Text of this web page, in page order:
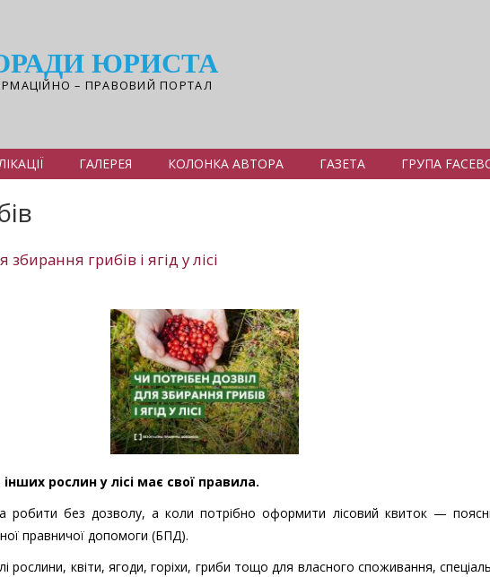
ЮРИСТА
– ПРАВОВИЙ ПОРТАЛ
ГАЛЕРЕЯ КОЛОНКА АВТОРА ГАЗЕТА ГРУПА
грибів і ягід у лісі
рослин у лісі має свої правила.
робити без дозволу, а коли потрібно оформити лісовий квиток —
правничої допомоги (БПД).
рослини, квіти, ягоди, горіхи, гриби тощо для власного споживання,